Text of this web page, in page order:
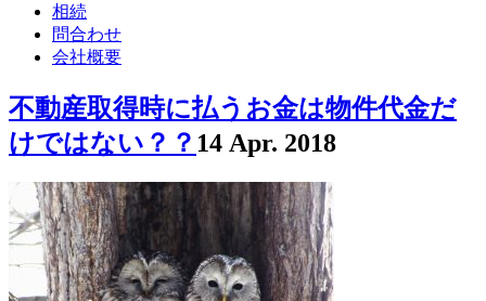
相続
問合わせ
会社概要
不動産取得時に払うお金は物件代金だ
けではない？？ 14 Apr. 2018